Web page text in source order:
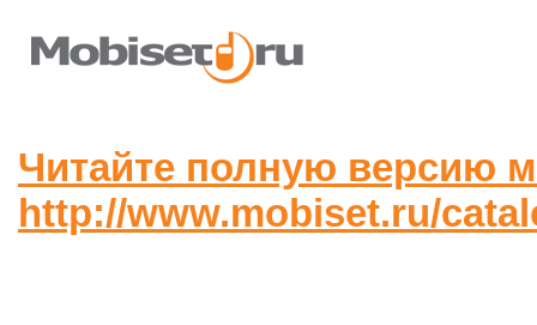
Читайте полную версию
http://www.mobiset.ru/